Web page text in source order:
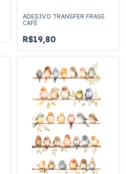
ADESIVO TRANSFER FRASE
CAFÉ
R$19,80